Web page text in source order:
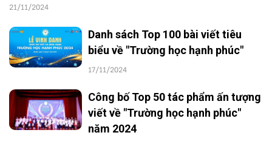
21/11/2024
Danh sách Top 100 bài viết tiêu
biểu về "Trường học hạnh phúc"
17/11/2024
Công bố Top 50 tác phẩm ấn tượng
viết về "Trường học hạnh phúc"
năm 2024